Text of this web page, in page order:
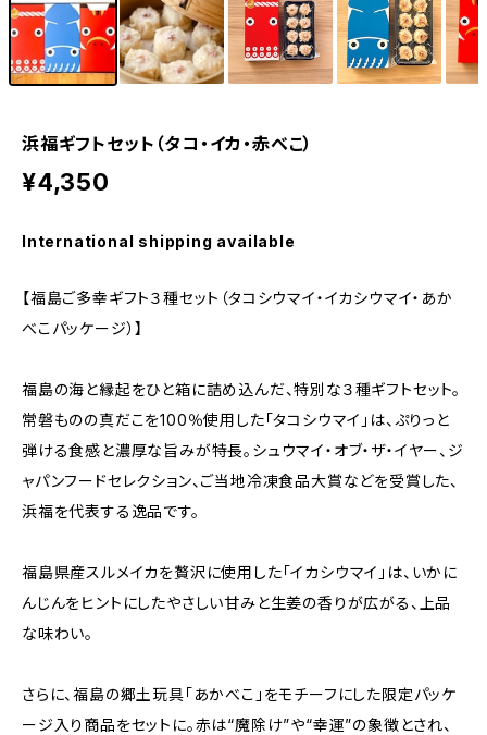
浜福ギフトセット（タコ・イカ・赤べこ）
¥4,350
International shipping available
【福島ご多幸ギフト３種セット（タコシウマイ・イカシウマイ・あか
べこパッケージ）】
福島の海と縁起をひと箱に詰め込んだ、特別な３種ギフトセット。
常磐ものの真だこを100％使用した「タコシウマイ」は、ぷりっと
弾ける食感と濃厚な旨みが特長。シュウマイ・オブ・ザ・イヤー、ジ
ャパンフードセレクション、ご当地冷凍食品大賞などを受賞した、
浜福を代表する逸品です。
福島県産スルメイカを贅沢に使用した「イカシウマイ」は、いかに
んじんをヒントにしたやさしい甘みと生姜の香りが広がる、上品
な味わい。
さらに、福島の郷土玩具「あかべこ」をモチーフにした限定パッケ
ージ入り商品をセットに。赤は“魔除け”や“幸運”の象徴とされ、